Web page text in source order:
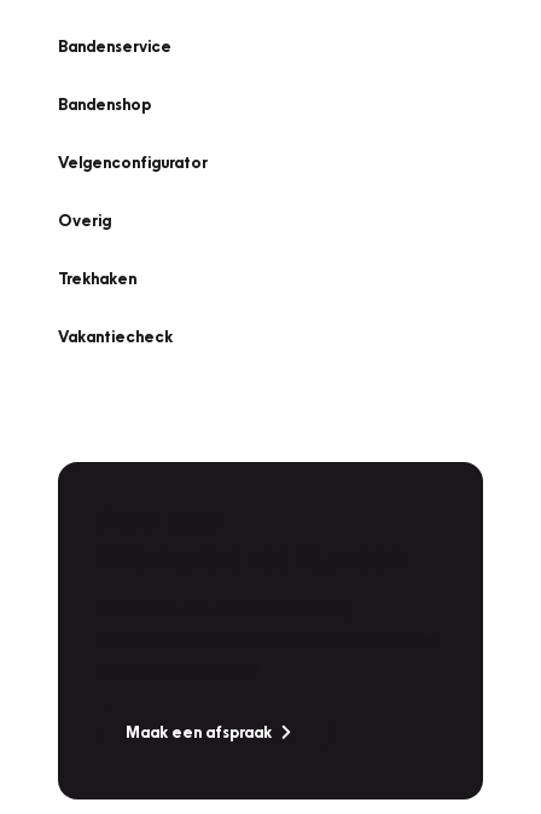
Bandenservice
Bandenshop
Velgenconfigurator
Overig
Trekhaken
Vakantiecheck
Maak een afspraak